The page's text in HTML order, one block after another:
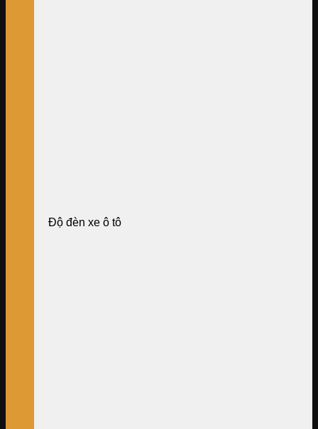
Độ đèn xe ô tô